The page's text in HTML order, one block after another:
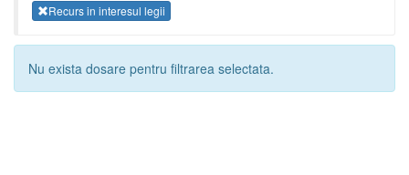
Recurs in interesul legii
Nu exista dosare pentru filtrarea selectata.